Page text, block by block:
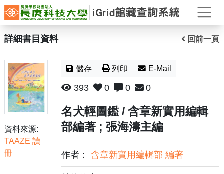
打
詳細書目資料 回前一頁
資料來源:
TAAZE 讀
冊
儲存 列印 E-Mail
393 0 0 0
名犬輕圖鑑 / 含章新實用編輯
部編著 ; 張海濤主編
作者：含章新實用編輯部 編著